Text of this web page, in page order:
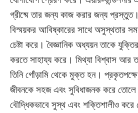
গ্রীষ্মে তার জন্য কাজ করার জন্য প্রস্তুত।
বিস্ময়কর আবিষ্কারের সাথে অসুস্থতার
চেষ্টা করে। বৈজ্ঞানিক অধ্যয়ন তাকে
করতে সাহায্য করে। মিথ্যা বিশ্বাস আর
তিনি গোঁড়ামি থেকে মুক্ত হন। প্রকৃতপক্ষে,
জীবনকে সহজ এবং সুবিধাজনক করে
বৌদ্ধিকভাবে সুস্থ এবং শক্তিশালীও